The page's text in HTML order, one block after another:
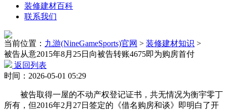
装修建材百科
联系我们
当前位置： 九游(NineGameSports)官网 > 装修建材知识 >
被告从意2015年8月25日向被告转账4675即为购房首付
返回列表
时间：2026-05-01 05:29
被告取得一屋的不动产权登记证书，共无情况为衡宇零丁
所有，但2016年2月27日签定的《借名购房和谈》即明白了开